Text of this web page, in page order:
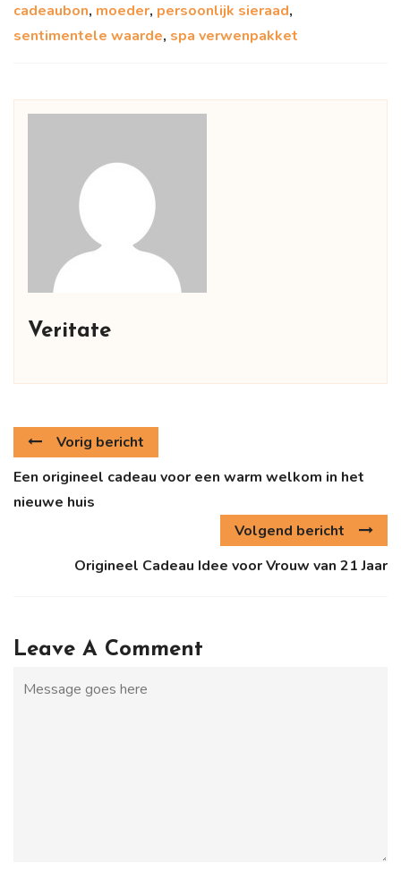
cadeaubon, moeder, persoonlijk sieraad,
sentimentele waarde, spa verwenpakket
Veritate
Vorig bericht
Een origineel cadeau voor een warm welkom in het
nieuwe huis
Volgend bericht
Origineel Cadeau Idee voor Vrouw van 21 Jaar
Leave A Comment